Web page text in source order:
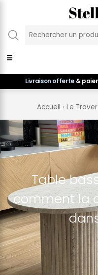
☰
Livraison offerte &
Accueil › Le
Table
comment la
Panneau de gestion des